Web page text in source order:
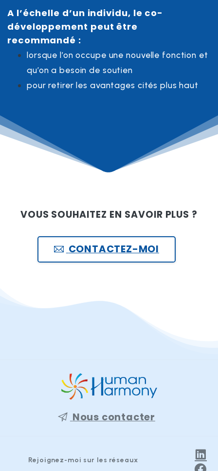
A l’échelle d’un individu, le co-
développement peut être
recommandé :
lorsque l’on occupe une nouvelle fonction et
qu’on a besoin de soutien
pour retirer les avantages cités plus haut
VOUS SOUHAITEZ EN SAVOIR PLUS ?
CONTACTEZ-MOI
Nous contacter
Rejoignez-moi sur les réseaux